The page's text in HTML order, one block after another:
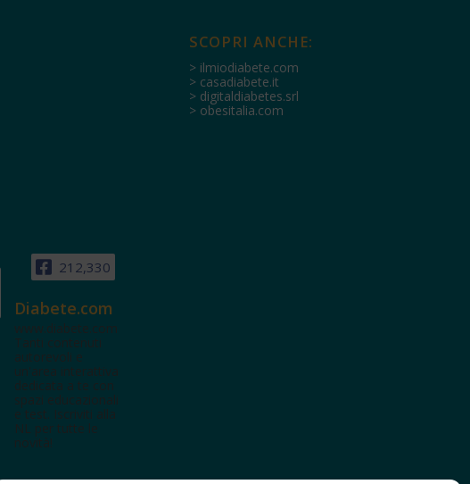
212,330
Diabete.com
www.diabete.com
Tanti contenuti
autorevoli e
un'area interattiva
dedicata a te con
spazi educazionali
e test. Iscriviti alla
NL per tutte le
novità!
SCOPRI ANCHE:
> ilmiodiabete.com
> casadiabete.it
> digitaldiabetes.srl
> obesitalia.com